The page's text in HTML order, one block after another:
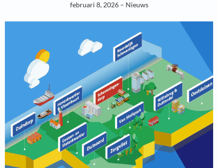
februari 8, 2026 – Nieuws